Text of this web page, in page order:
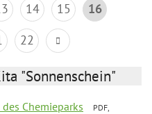
14 15
16
22
"Sonnenschein"
Chemieparks
PDF,